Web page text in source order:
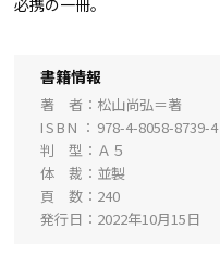
必携の一冊。
書籍情報
著 者
松山尚弘＝著
ISBN
978-4-8058-8739-4
判 型
Ａ５
体 裁
並製
頁 数
240
発行日
2022年10月15日